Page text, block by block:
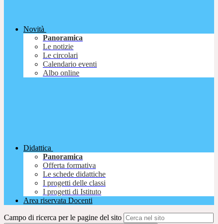
Novità
Panoramica
Le notizie
Le circolari
Calendario eventi
Albo online
Didattica
Panoramica
Offerta formativa
Le schede didattiche
I progetti delle classi
I progetti di Istituto
Area riservata Docenti
Campo di ricerca per le pagine del sito